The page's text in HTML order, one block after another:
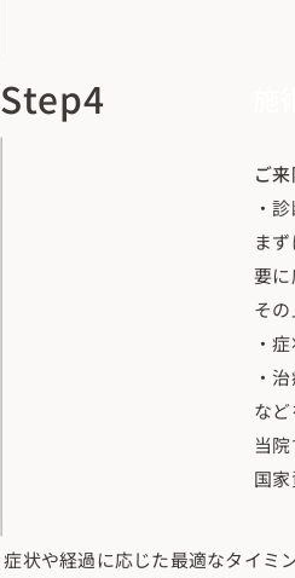
Step4
ご
・
ま
要に
その
・
・
な
当
国
症状や経過に応じた最適なタイミ